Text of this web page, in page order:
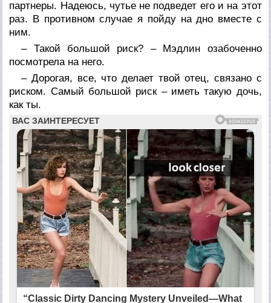
партнеры. Надеюсь, чутье не подведет его и на этот
раз. В противном случае я пойду на дно вместе с
ним.
– Такой большой риск? – Мэдлин озабоченно
посмотрела на него.
– Дорогая, все, что делает твой отец, связано с
риском. Самый большой риск – иметь такую дочь,
как ты.